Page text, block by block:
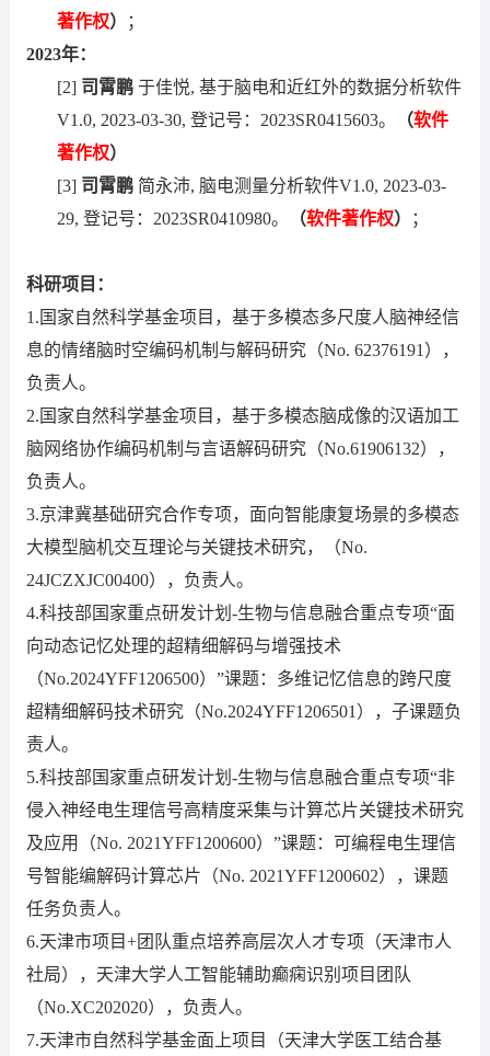
著作权）
；
2023年：
[2] 司霄鹏于佳悦, 基于脑电和近红外的数据分析软件
V1.0, 2023-03-30, 登记号：2023SR0415603。
（软件
著作权）
[3] 司霄鹏简永沛, 脑电测量分析软件V1.0, 2023-03-
29, 登记号：2023SR0410980。
（软件著作权） ；
科研项目：
1.国家自然科学基金项目，基于多模态多尺度人脑神经信
息的情绪脑时空编码机制与解码研究（No. 62376191），
负责人。
2.国家自然科学基金项目，基于多模态脑成像的汉语加工
脑网络协作编码机制与言语解码研究（No.61906132），
负责人。
3.京津冀基础研究合作专项，面向智能康复场景的多模态
大模型脑机交互理论与关键技术研究，（No.
24JCZXJC00400），负责人。
4.科技部国家重点研发计划-生物与信息融合重点专项“面
向动态记忆处理的超精细解码与增强技术
（No.2024YFF1206500）”课题：多维记忆信息的跨尺度
超精细解码技术研究（No.2024YFF1206501），子课题负
责人。
5.科技部国家重点研发计划-生物与信息融合重点专项“非
侵入神经电生理信号高精度采集与计算芯片关键技术研究
及应用（No. 2021YFF1200600）”课题：可编程电生理信
号智能编解码计算芯片（No. 2021YFF1200602），课题
任务负责人。
6.天津市项目+团队重点培养高层次人才专项（天津市人
社局），天津大学人工智能辅助癫痫识别项目团队
（No.XC202020），负责人。
7.天津市自然科学基金面上项目（天津大学医工结合基